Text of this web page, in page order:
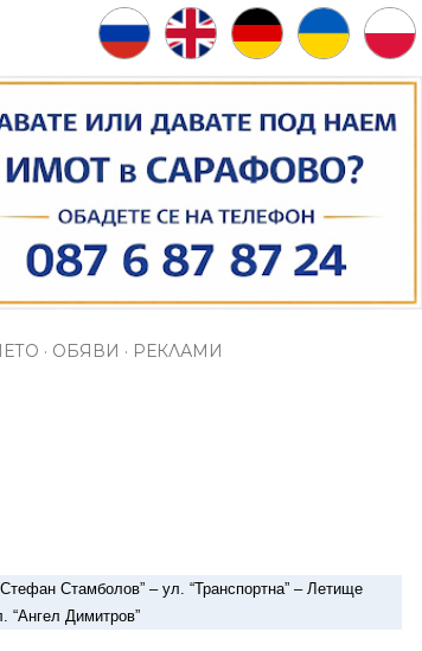
ОБЯВИ РЕКЛАМИ
Стамболов” – ул. “Транспортна” – Летище
“Ангел Димитров”